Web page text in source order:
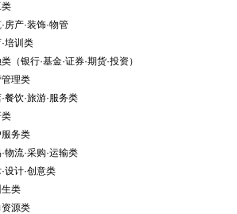
房产·装饰·物管
培训类
（银行·基金·证券·期货·投资）
理类
餐饮·旅游·服务类
务类
物流·采购·运输类
设计·创意类
类
源类